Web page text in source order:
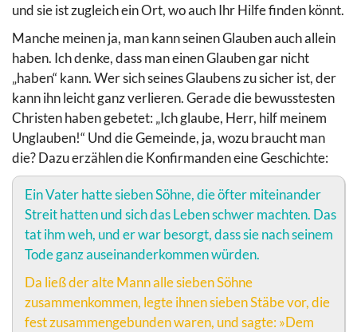
und sie ist zugleich ein Ort, wo auch Ihr Hilfe finden könnt.
Manche meinen ja, man kann seinen Glauben auch allein
haben. Ich denke, dass man einen Glauben gar nicht
„haben“ kann. Wer sich seines Glaubens zu sicher ist, der
kann ihn leicht ganz verlieren. Gerade die bewusstesten
Christen haben gebetet: „Ich glaube, Herr, hilf meinem
Unglauben!“ Und die Gemeinde, ja, wozu braucht man
die? Dazu erzählen die Konfirmanden eine Geschichte:
Ein Vater hatte sieben Söhne, die öfter miteinander
Streit hatten und sich das Leben schwer machten. Das
tat ihm weh, und er war besorgt, dass sie nach seinem
Tode ganz auseinanderkommen würden.
Da ließ der alte Mann alle sieben Söhne
zusammenkommen, legte ihnen sieben Stäbe vor, die
fest zusammengebunden waren, und sagte: »Dem